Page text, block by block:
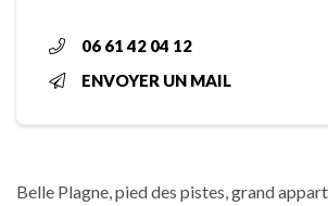
06 61 42 04 12
ENVOYER UN MAIL
Belle Plagne, pied des pistes, grand